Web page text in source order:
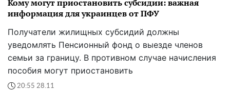
Кому могут приостановить субсидии: важная
информация для украинцев от ПФУ
Получатели жилищных субсидий должны
уведомлять Пенсионный фонд о выезде членов
семьи за границу. В противном случае начисления
пособия могут приостановить
20:55 28.11